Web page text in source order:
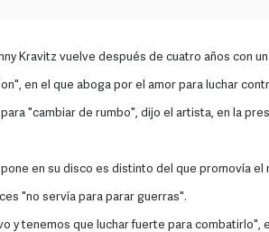
Kravitz vuelve después de cuatro años con
en el que aboga por el amor para luchar
"cambiar de rumbo", dijo el artista, en la
en su disco es distinto del que promovía
"no servía para parar guerras".
y tenemos que luchar fuerte para combatirlo",